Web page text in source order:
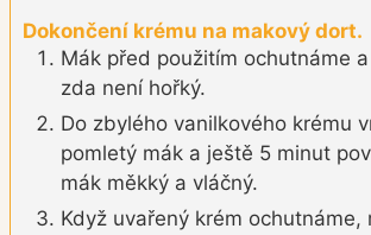
Dokončení krému na makový dort.
Mák před použitím ochutnáme
zda není hořký.
Do zbylého vanilkového krému
pomletý mák a ještě 5 minut
mák měkký a vláčný.
Když uvařený krém ochutnáme,